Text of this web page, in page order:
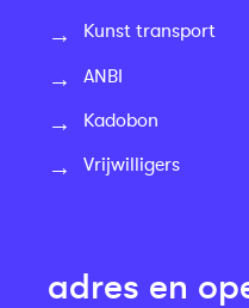
Kunst transport
ANBI
Kadobon
Vrijwilligers
adres en